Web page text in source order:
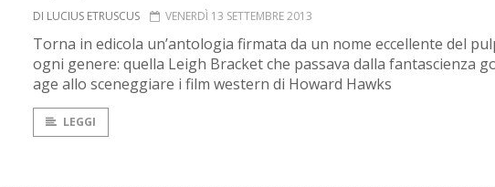
DI LUCIUS ETRUSCUS VENERDÌ 13 SETTEMBRE 2013
Torna in edicola un’antologia firmata da un nome eccellente del
ogni genere: quella Leigh Bracket che passava dalla fantascienza
age allo sceneggiare i film western di Howard Hawks
LEGGI